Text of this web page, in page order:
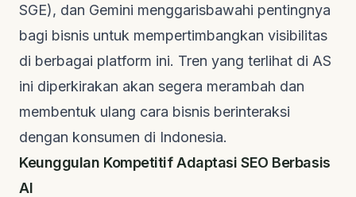
SGE), dan Gemini menggarisbawahi pentingnya
bagi bisnis untuk mempertimbangkan visibilitas
di berbagai platform ini. Tren yang terlihat di AS
ini diperkirakan akan segera merambah dan
membentuk ulang cara bisnis berinteraksi
dengan konsumen di Indonesia.
Keunggulan Kompetitif Adaptasi SEO Berbasis
AI